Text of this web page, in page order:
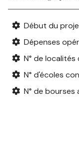
Début du
Dépenses
N° de
N° d'écoles
N° de